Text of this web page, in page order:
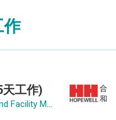
作
工作)
Hopewell Property and Facility Management Ltd. 合和物業及設施管理有限公司